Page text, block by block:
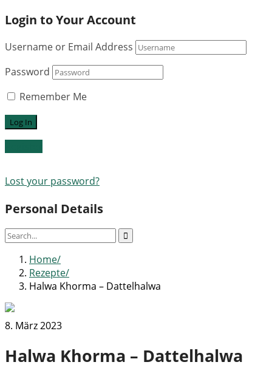
Login to Your Account
Username or Email Address
Password
Remember Me
Lost your password?
Personal Details
Home
Rezepte
Halwa Khorma – Dattelhalwa
8. März 2023
Halwa Khorma – Dattelhalwa